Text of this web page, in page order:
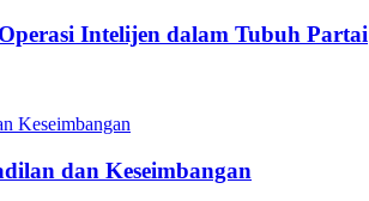
Intelijen dalam Tubuh Partai
dan Keseimbangan